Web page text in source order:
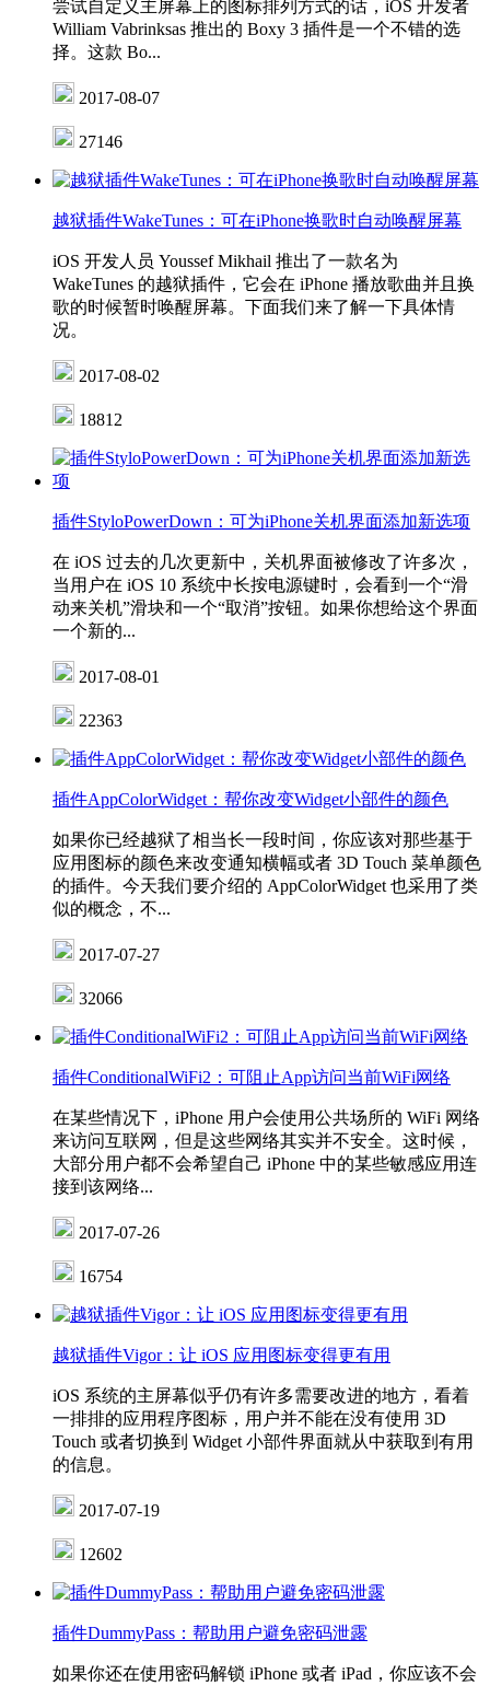
尝试自定义主屏幕上的图标排列方式的话，iOS 开发者
William Vabrinksas 推出的 Boxy 3 插件是一个不错的选
择。这款 Bo...
2017-08-07
27146
越狱插件WakeTunes：可在iPhone换歌时自动唤醒屏幕
iOS 开发人员 Youssef Mikhail 推出了一款名为
WakeTunes 的越狱插件，它会在 iPhone 播放歌曲并且换
歌的时候暂时唤醒屏幕。下面我们来了解一下具体情
况。
2017-08-02
18812
插件StyloPowerDown：可为iPhone关机界面添加新选项
在 iOS 过去的几次更新中，关机界面被修改了许多次，
当用户在 iOS 10 系统中长按电源键时，会看到一个“滑
动来关机”滑块和一个“取消”按钮。如果你想给这个界面
一个新的...
2017-08-01
22363
插件AppColorWidget：帮你改变Widget小部件的颜色
如果你已经越狱了相当长一段时间，你应该对那些基于
应用图标的颜色来改变通知横幅或者 3D Touch 菜单颜色
的插件。今天我们要介绍的 AppColorWidget 也采用了类
似的概念，不...
2017-07-27
32066
插件ConditionalWiFi2：可阻止App访问当前WiFi网络
在某些情况下，iPhone 用户会使用公共场所的 WiFi 网络
来访问互联网，但是这些网络其实并不安全。这时候，
大部分用户都不会希望自己 iPhone 中的某些敏感应用连
接到该网络...
2017-07-26
16754
越狱插件Vigor：让 iOS 应用图标变得更有用
iOS 系统的主屏幕似乎仍有许多需要改进的地方，看着
一排排的应用程序图标，用户并不能在没有使用 3D
Touch 或者切换到 Widget 小部件界面就从中获取到有用
的信息。
2017-07-19
12602
插件DummyPass：帮助用户避免密码泄露
如果你还在使用密码解锁 iPhone 或者 iPad，你应该不会